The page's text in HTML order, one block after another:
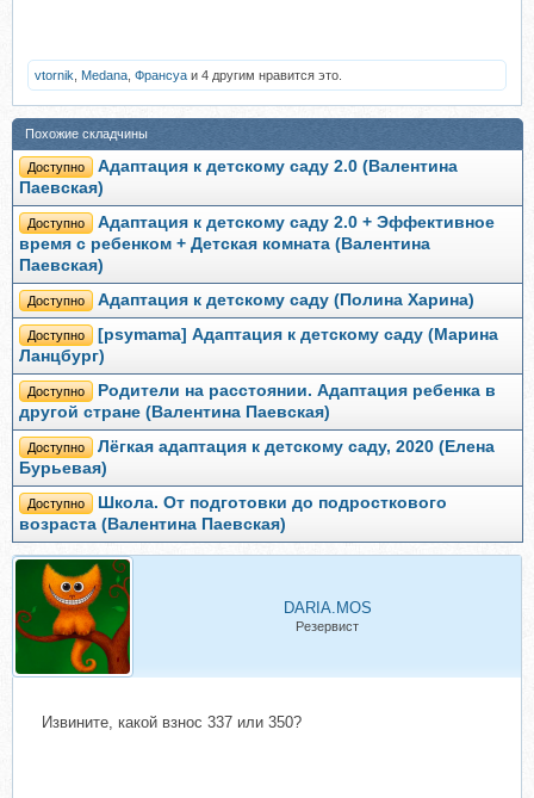
vtornik Medana Франсуа и 4 другим нравится это.
Похожие складчины
Доступно
Адаптация к детскому саду 2.0 (Валентина
Паевская)
Доступно
Адаптация к детскому саду 2.0 + Эффективное
время с ребенком + Детская комната (Валентина
Паевская)
Доступно Адаптация к детскому саду (Полина Харина)
Доступно
[psymama] Адаптация к детскому саду (Марина
Ланцбург)
Доступно
Родители на расстоянии. Адаптация ребенка в
другой стране (Валентина Паевская)
Доступно
Лёгкая адаптация к детскому саду, 2020 (Елена
Бурьевая)
Доступно
Школа. От подготовки до подросткового
возраста (Валентина Паевская)
DARIA.MOS
Резервист
Извините, какой взнос 337 или 350?